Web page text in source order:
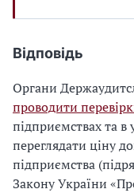
Відповідь
Органи
проводити
підприємствах та в
переглядати ціну
підприємства
Закону України